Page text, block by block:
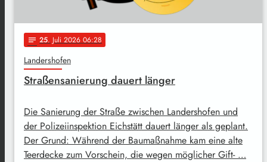
notes 25. Juli 2026 06:28
Landershofen
Straßensanierung dauert länger
Die Sanierung der Straße zwischen Landershofen und
der Polizeiinspektion Eichstätt dauert länger als geplant.
Der Grund: Während der Baumaßnahme kam eine alte
Teerdecke zum Vorschein, die wegen möglicher Gift- …